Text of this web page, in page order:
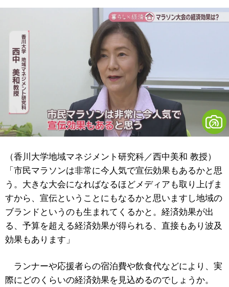
（香川大学地域マネジメント研究科／西中美和 教授）
「市民マラソンは非常に今人気で宣伝効果もあるかと思
う。大きな大会になればなるほどメディアも取り上げま
すから、宣伝ということにもなるかと思いますし地域の
ブランドというのも生まれてくるかと。経済効果が出
る、予算を超える経済効果が得られる、直接もあり波及
効果もあります」
ランナーや応援者らの宿泊費や飲食代などにより、実
際にどのくらいの経済効果を見込めるのでしょうか。